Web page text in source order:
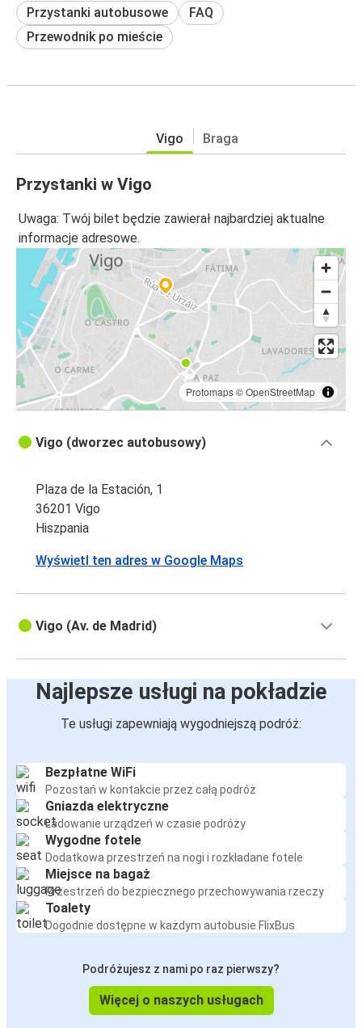
Przystanki autobusowe
FAQ
Przewodnik po mieście
Vigo Braga
Przystanki w Vigo
Uwaga: Twój bilet będzie zawierał najbardziej aktualne
informacje adresowe.
Protomaps©OpenStreetMap
Vigo (dworzec autobusowy)
Plaza de la Estación, 1
36201 Vigo
Hiszpania
Wyświetl ten adres w Google Maps
Vigo (Av. de Madrid)
Najlepsze usługi na pokładzie
Te usługi zapewniają wygodniejszą podróż:
Bezpłatne WiFi
Pozostań w kontakcie przez całą podróż
Gniazda elektryczne
Ładowanie urządzeń w czasie podróży
Wygodne fotele
Dodatkowa przestrzeń na nogi i rozkładane fotele
Miejsce na bagaż
Przestrzeń do bezpiecznego przechowywania rzeczy
Toalety
Dogodnie dostępne w każdym autobusie FlixBus
Podróżujesz z nami po raz pierwszy?
Więcej o naszych usługach